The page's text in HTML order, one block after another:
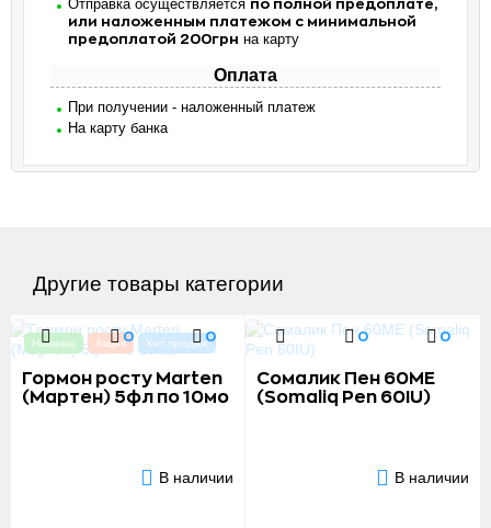
Отправка осуществляется по полной предоплате,
или наложенным платежом с минимальной
предоплатой 200грн на карту
Оплата
При получении - наложенный платеж
На карту банка
Другие товары категории
Новинка Акция Хит продаж
0 0
Гормон росту Marten
(Мартен) 5фл по 10мо
В наличии
0 0
Сомалик Пен 60МЕ
(Somaliq Pen 60IU)
В наличии